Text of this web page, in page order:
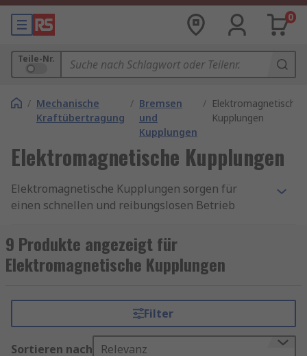
0
Teile-Nr.
/ Mechanische
Kraftübertragung
/ Bremsen
und
Kupplungen
/ Elektromagnetische
Kupplungen
Elektromagnetische Kupplungen
Elektromagnetische Kupplungen sorgen für
einen schnellen und reibungslosen Betrieb
Verbindung mit einer Bremse. Sie funktionieren
elektrisch und mechanisch, und übertragen das
Drehmoment. Diese Art von Kupplung ist häufig
Kopiergeräten, und Förderantrieben zu finden.
Elektromagnetische Kupplungen können auf
unterschiedlichste Weise montiert werden,
9 Produkte angezeigt für
Elektromagnetische Kupplungen
Filter
Sortieren nach Relevanz